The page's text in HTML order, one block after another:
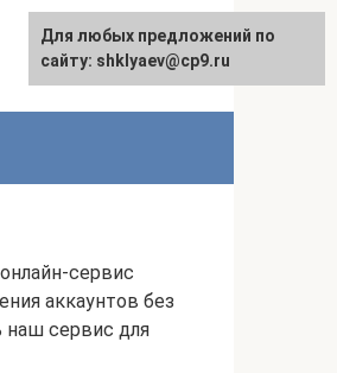
сервис
аккаунтов без
наш сервис для
Для любых предложений по
сайту: shklyaev@cp9.ru